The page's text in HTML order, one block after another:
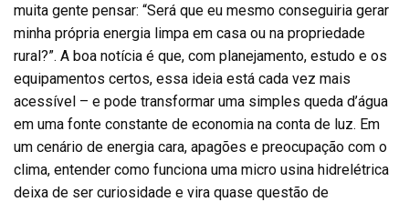
muita gente pensar: “Será que eu mesmo conseguiria gerar
minha própria energia limpa em casa ou na propriedade
rural?”. A boa notícia é que, com planejamento, estudo e os
equipamentos certos, essa ideia está cada vez mais
acessível – e pode transformar uma simples queda d’água
em uma fonte constante de economia na conta de luz. Em
um cenário de energia cara, apagões e preocupação com o
clima, entender como funciona uma micro usina hidrelétrica
deixa de ser curiosidade e vira quase questão de